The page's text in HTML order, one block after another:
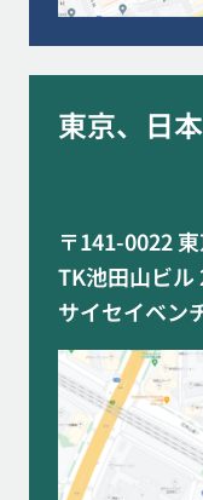
東京、日本
〒141-0022
TK池田山ビ
サイセイベン